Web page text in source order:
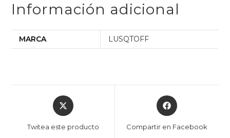
Información adicional
MARCA LUSQTOFF
Twitea este producto Compartir en Facebook